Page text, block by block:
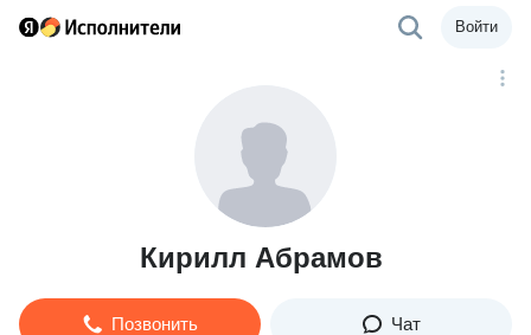
Войти
Кирилл Абрамов
Позвонить Чат